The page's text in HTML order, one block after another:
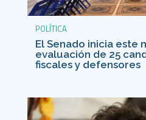
POLÍTICA
El Senado inicia este
evaluación de 25
fiscales y defensores